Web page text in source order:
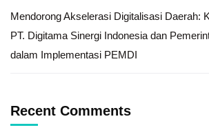
Mendorong Akselerasi Digitalisasi Daerah:
PT. Digitama Sinergi Indonesia dan
dalam Implementasi PEMDI
Recent Comments